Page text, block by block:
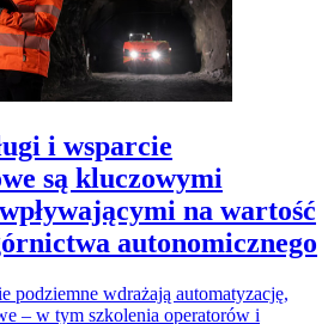
i wsparcie
są kluczowymi
na wartość
autonomicznego
podziemne wdrażają automatyzację,
– w tym szkolenia operatorów i